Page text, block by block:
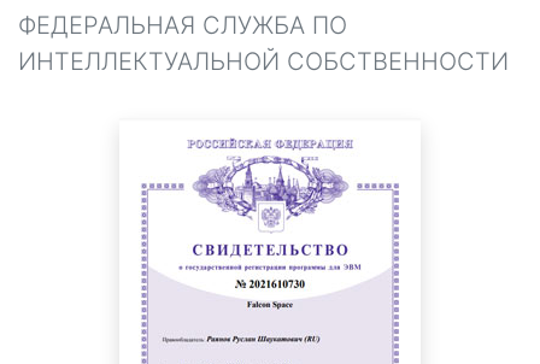
ФЕДЕРАЛЬНАЯ СЛУЖБА ПО
ИНТЕЛЛЕКТУАЛЬНОЙ СОБСТВЕННОСТИ